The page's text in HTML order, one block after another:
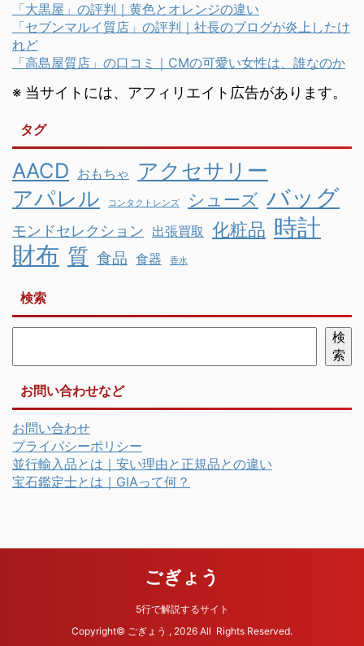
「大黒屋」の評判｜黄色とオレンジの違い
「セブンマルイ質店」の評判｜社長のブログが炎上したけ
れど
「高島屋質店」の口コミ｜CMの可愛い女性は、誰なのか
※ 当サイトには、アフィリエイト広告があります。
タグ
AACD おもちゃ
アクセサリー
アパレル
コンタクトレンズ シューズ バッグ
モンドセレクション 出張買取 化粧品 時計
財布 質 食品 食器 香水
検索
検
索
お問い合わせなど
お問い合わせ
プライバシーポリシー
並行輸入品とは｜安い理由と正規品との違い
宝石鑑定士とは｜GIAって何？
ごぎょう
5行で解説するサイト
Copyright© ごぎょう , 2026 All Rights Reserved.